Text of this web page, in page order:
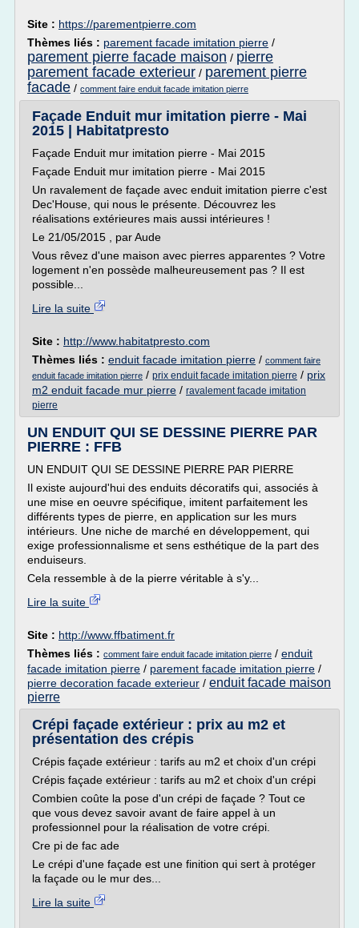
Site : https://parementpierre.com
Thèmes liés : parement facade imitation pierre /
parement pierre facade maison / pierre
parement facade exterieur / parement pierre
facade / comment faire enduit facade imitation pierre
Façade Enduit mur imitation pierre - Mai
2015 | Habitatpresto
Façade Enduit mur imitation pierre - Mai 2015
Façade Enduit mur imitation pierre - Mai 2015
Un ravalement de façade avec enduit imitation pierre c'est
Dec'House, qui nous le présente. Découvrez les
réalisations extérieures mais aussi intérieures !
Le 21/05/2015 , par Aude
Vous rêvez d'une maison avec pierres apparentes ? Votre
logement n'en possède malheureusement pas ? Il est
possible...
Lire la suite
Site : http://www.habitatpresto.com
Thèmes liés : enduit facade imitation pierre / comment faire
enduit facade imitation pierre / prix enduit facade imitation pierre / prix
m2 enduit facade mur pierre / ravalement facade imitation
pierre
UN ENDUIT QUI SE DESSINE PIERRE PAR
PIERRE : FFB
UN ENDUIT QUI SE DESSINE PIERRE PAR PIERRE
Il existe aujourd'hui des enduits décoratifs qui, associés à
une mise en oeuvre spécifique, imitent parfaitement les
différents types de pierre, en application sur les murs
intérieurs. Une niche de marché en développement, qui
exige professionnalisme et sens esthétique de la part des
enduiseurs.
Cela ressemble à de la pierre véritable à s'y...
Lire la suite
Site : http://www.ffbatiment.fr
Thèmes liés : comment faire enduit facade imitation pierre / enduit
facade imitation pierre / parement facade imitation pierre /
pierre decoration facade exterieur / enduit facade maison
pierre
Crépi façade extérieur : prix au m2 et
présentation des crépis
Crépis façade extérieur : tarifs au m2 et choix d'un crépi
Crépis façade extérieur : tarifs au m2 et choix d'un crépi
Combien coûte la pose d'un crépi de façade ? Tout ce
que vous devez savoir avant de faire appel à un
professionnel pour la réalisation de votre crépi.
Cre pi de fac ade
Le crépi d'une façade est une finition qui sert à protéger
la façade ou le mur des...
Lire la suite